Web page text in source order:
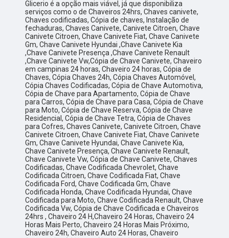
Glicerio é a opção mais viável, já que disponibiliza
serviços como o de Chaveiros 24hrs, Chaves canivete,
Chaves codificadas, Cópia de chaves, Instalação de
fechaduras, Chaves Canivete, Canivete Citroen, Chave
Canivete Citroen, Chave Canivete Fiat, Chave Canivete
Gm, Chave Canivete Hyundai ,Chave Canivete Kia
,Chave Canivete Presença ,Chave Canivete Renault
,Chave Canivete Vw,Cópia de Chave Canivete, Chaveiro
em campinas 24 horas, Chaveiro 24 horas, Cópia de
Chaves, Cópia Chaves 24h, Cópia Chaves Automóvel,
Cópia Chaves Codificadas, Cópia de Chave Automotiva,
Cópia de Chave para Apartamento, Cópia de Chave
para Carros, Cópia de Chave para Casa, Cópia de Chave
para Moto, Cópia de Chave Reserva, Cópia de Chave
Residencial, Cópia de Chave Tetra, Cópia de Chaves
para Cofres, Chaves Canivete, Canivete Citroen, Chave
Canivete Citroen, Chave Canivete Fiat, Chave Canivete
Gm, Chave Canivete Hyundai, Chave Canivete Kia,
Chave Canivete Presença, Chave Canivete Renault,
Chave Canivete Vw, Cópia de Chave Canivete, Chaves
Codificadas, Chave Codificada Chevrolet, Chave
Codificada Citroen, Chave Codificada Fiat, Chave
Codificada Ford, Chave Codificada Gm, Chave
Codificada Honda, Chave Codificada Hyundai, Chave
Codificada para Moto, Chave Codificada Renault, Chave
Codificada Vw, Cópia de Chave Codificada e Chaveiros
24hrs , Chaveiro 24 H,Chaveiro 24 Horas, Chaveiro 24
Horas Mais Perto, Chaveiro 24 Horas Mais Próximo,
Chaveiro 24h, Chaveiro Auto 24 Horas, Chaveiro